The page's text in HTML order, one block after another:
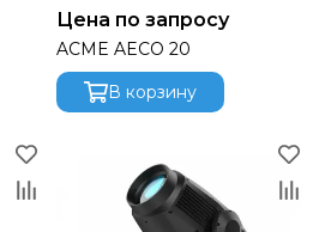
Цена по запросу
ACME AECO 20
В корзину